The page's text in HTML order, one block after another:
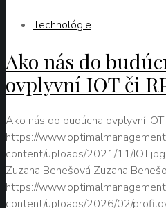
Technológie
Ako nás do
ovplyvní IOT či
Ako nás do budúcna ovplyvní IOT
https://
content/uploads/2021/11/IOT.jpg
Zuzana Benešová Zuzana
https://
content/uploads/2026/02/